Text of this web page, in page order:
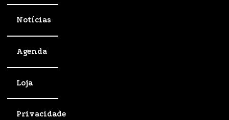
Notícias
Agenda
Loja
Privacidade